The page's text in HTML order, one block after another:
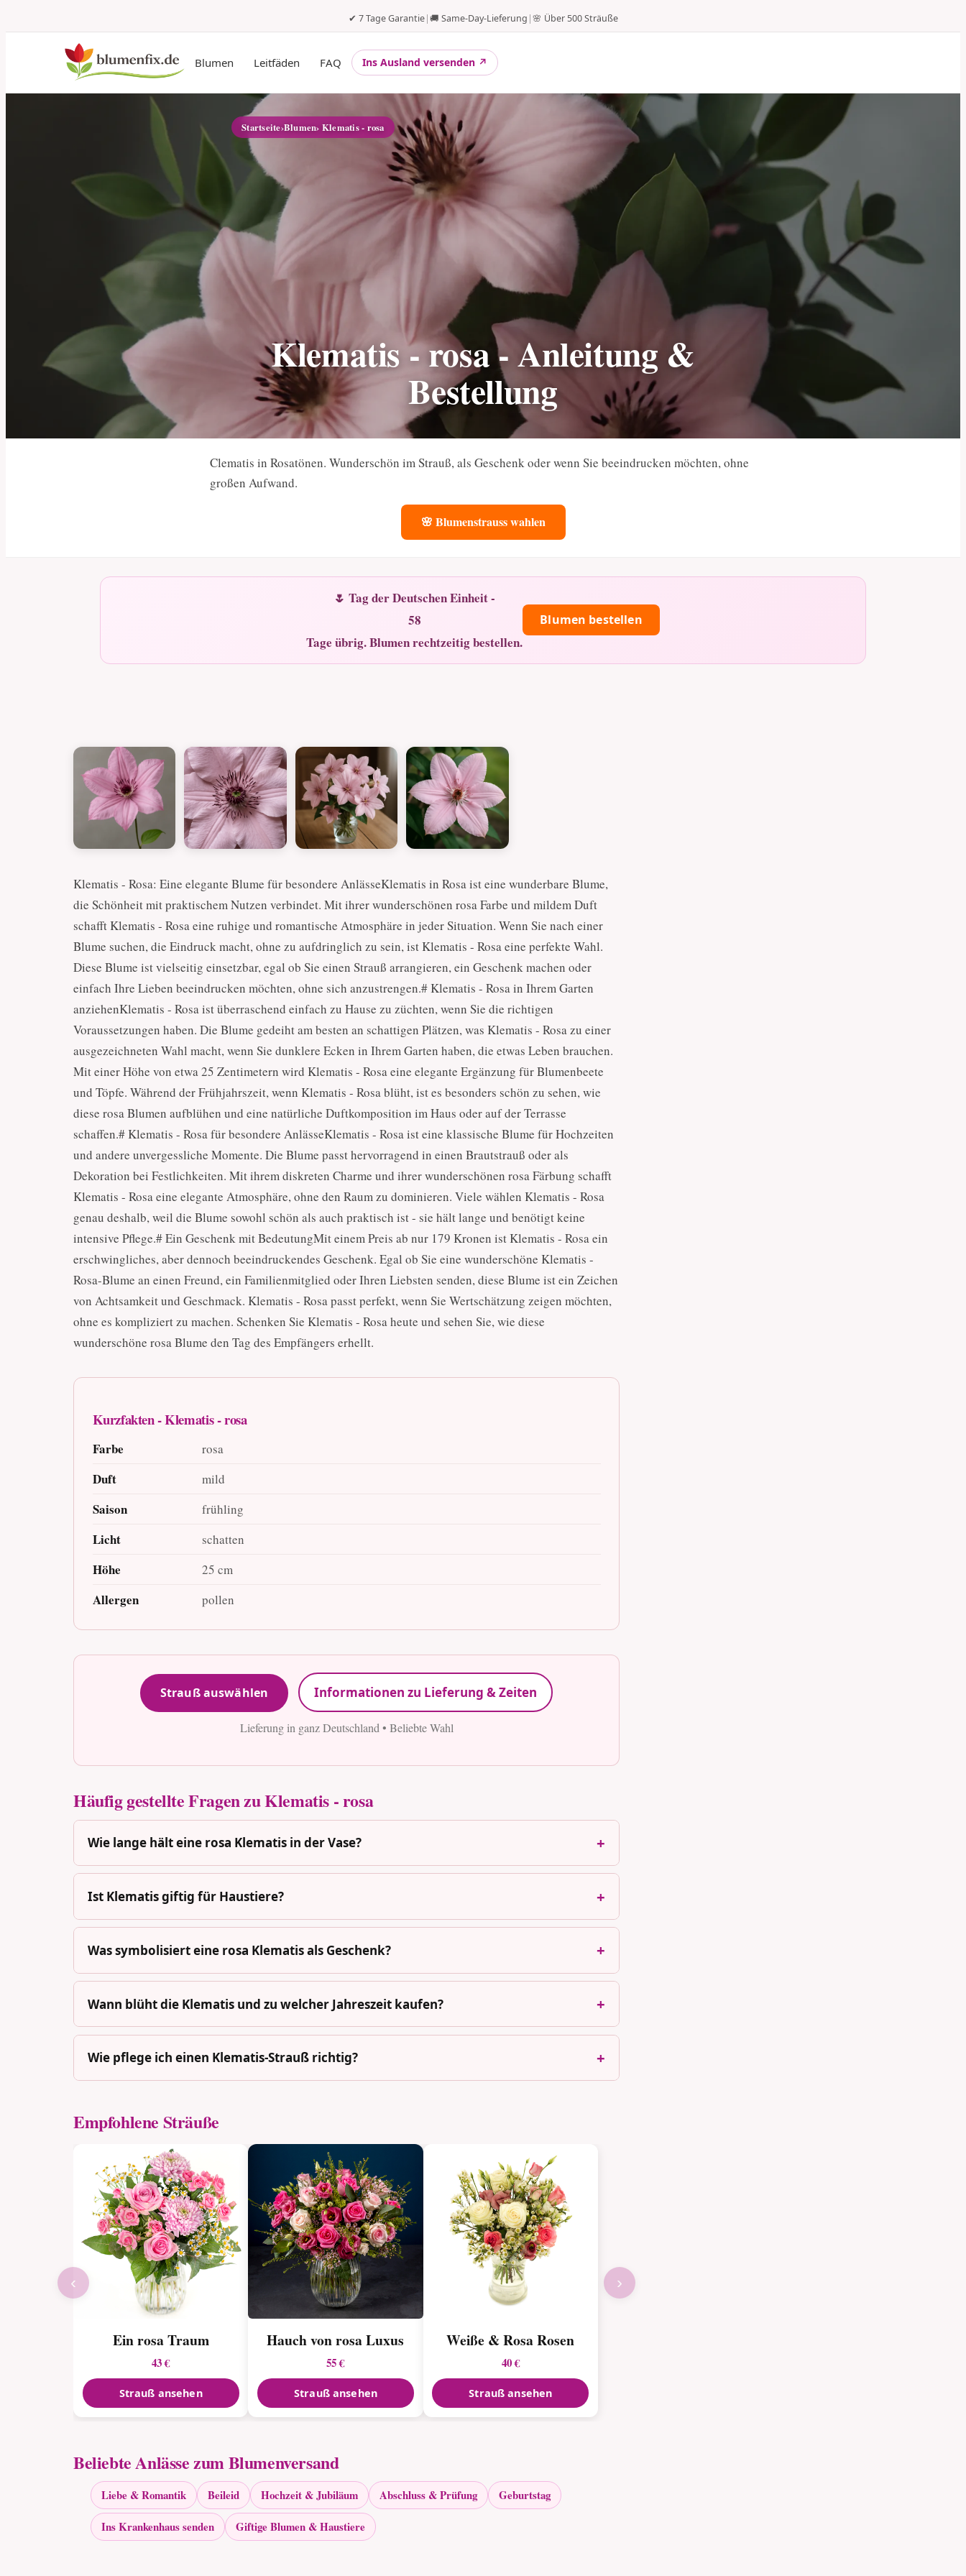
✔ 7 Tage Garantie|🚚 Same-Day-Lieferung |🌸 Über 500 Sträuße
Blumen Leitfäden FAQ Ins Ausland versenden ↗
Startseite›Blumen› Klematis - rosa
Klematis - rosa - Anleitung &
Bestellung
Clematis in Rosatönen. Wunderschön im Strauß, als Geschenk oder wenn Sie beeindrucken möchten, ohne
großen Aufwand.
🌸 Blumenstrauss wahlen
🌷 Tag der Deutschen Einheit -
58
Tage übrig. Blumen rechtzeitig bestellen.
Blumen bestellen
Klematis - Rosa: Eine elegante Blume für besondere AnlässeKlematis in Rosa ist eine wunderbare Blume,
die Schönheit mit praktischem Nutzen verbindet. Mit ihrer wunderschönen rosa Farbe und mildem Duft
schafft Klematis - Rosa eine ruhige und romantische Atmosphäre in jeder Situation. Wenn Sie nach einer
Blume suchen, die Eindruck macht, ohne zu aufdringlich zu sein, ist Klematis - Rosa eine perfekte Wahl.
Diese Blume ist vielseitig einsetzbar, egal ob Sie einen Strauß arrangieren, ein Geschenk machen oder
einfach Ihre Lieben beeindrucken möchten, ohne sich anzustrengen.# Klematis - Rosa in Ihrem Garten
anziehenKlematis - Rosa ist überraschend einfach zu Hause zu züchten, wenn Sie die richtigen
Voraussetzungen haben. Die Blume gedeiht am besten an schattigen Plätzen, was Klematis - Rosa zu einer
ausgezeichneten Wahl macht, wenn Sie dunklere Ecken in Ihrem Garten haben, die etwas Leben brauchen.
Mit einer Höhe von etwa 25 Zentimetern wird Klematis - Rosa eine elegante Ergänzung für Blumenbeete
und Töpfe. Während der Frühjahrszeit, wenn Klematis - Rosa blüht, ist es besonders schön zu sehen, wie
diese rosa Blumen aufblühen und eine natürliche Duftkomposition im Haus oder auf der Terrasse
schaffen.# Klematis - Rosa für besondere AnlässeKlematis - Rosa ist eine klassische Blume für Hochzeiten
und andere unvergessliche Momente. Die Blume passt hervorragend in einen Brautstrauß oder als
Dekoration bei Festlichkeiten. Mit ihrem diskreten Charme und ihrer wunderschönen rosa Färbung schafft
Klematis - Rosa eine elegante Atmosphäre, ohne den Raum zu dominieren. Viele wählen Klematis - Rosa
genau deshalb, weil die Blume sowohl schön als auch praktisch ist - sie hält lange und benötigt keine
intensive Pflege.# Ein Geschenk mit BedeutungMit einem Preis ab nur 179 Kronen ist Klematis - Rosa ein
erschwingliches, aber dennoch beeindruckendes Geschenk. Egal ob Sie eine wunderschöne Klematis -
Rosa-Blume an einen Freund, ein Familienmitglied oder Ihren Liebsten senden, diese Blume ist ein Zeichen
von Achtsamkeit und Geschmack. Klematis - Rosa passt perfekt, wenn Sie Wertschätzung zeigen möchten,
ohne es kompliziert zu machen. Schenken Sie Klematis - Rosa heute und sehen Sie, wie diese
wunderschöne rosa Blume den Tag des Empfängers erhellt.
Kurzfakten - Klematis - rosa
Farbe rosa
Duft mild
Saison frühling
Licht schatten
Höhe 25 cm
Allergen pollen
Strauß auswählen Informationen zu Lieferung & Zeiten
Lieferung in ganz Deutschland • Beliebte Wahl
Häufig gestellte Fragen zu Klematis - rosa
Wie lange hält eine rosa Klematis in der Vase?
Ist Klematis giftig für Haustiere?
Was symbolisiert eine rosa Klematis als Geschenk?
Wann blüht die Klematis und zu welcher Jahreszeit kaufen?
Wie pflege ich einen Klematis-Strauß richtig?
Empfohlene Sträuße
Ein rosa Traum
43 €
Strauß ansehen
Hauch von rosa Luxus
55 €
Strauß ansehen
Weiße & Rosa Rosen
40 €
Strauß ansehen
‹ ›
Beliebte Anlässe zum Blumenversand
Liebe & Romantik Beileid Hochzeit & Jubiläum Abschluss & Prüfung Geburtstag
Ins Krankenhaus senden Giftige Blumen & Haustiere